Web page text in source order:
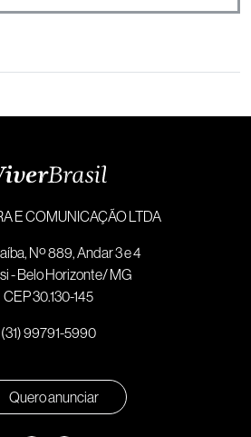
E COMUNICAÇÃO LTDA
Nº 889, Andar 3 e 4
- Belo Horizonte/ MG
CEP 30.130-145
(31) 99791-5990
Quero anunciar